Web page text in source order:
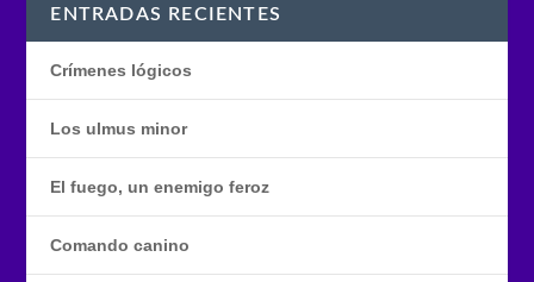
ENTRADAS RECIENTES
Crímenes lógicos
Los ulmus minor
El fuego, un enemigo feroz
Comando canino